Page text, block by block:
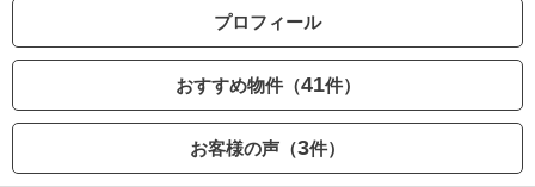
プロフィール
おすすめ物件（41件）
お客様の声（3件）